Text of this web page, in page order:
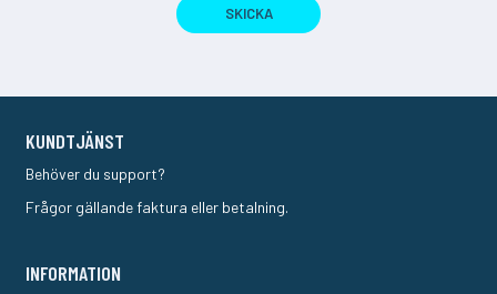
SKICKA
KUNDTJÄNST
Behöver du support?
Frågor gällande faktura eller betalning.
INFORMATION